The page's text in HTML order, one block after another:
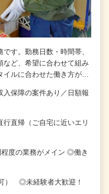
す。勤務日数・時間帯、
など、希望に合わせて組み
イルに合わせた働き方が…
保障の案件あり／日額報
直帰（ご自宅に近いエリ
度の業務がメイン ◎働き
） ◎未経験者大歓迎！